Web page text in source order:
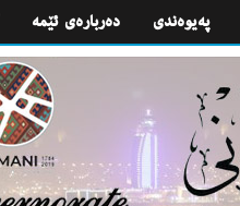
په‌یوه‌ندی